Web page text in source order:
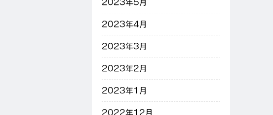
2023年5月
2023年4月
2023年3月
2023年2月
2023年1月
2022年12月